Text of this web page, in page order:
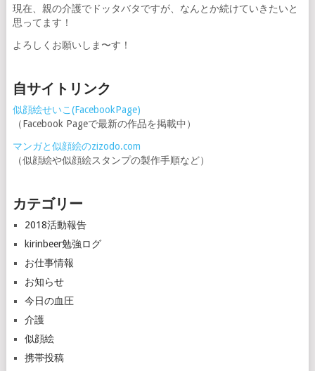
現在、親の介護でドッタバタですが、なんとか続けていきたいと
思ってます！
よろしくお願いしま〜す！
自サイトリンク
似顔絵せいこ(FacebookPage)
（Facebook Pageで最新の作品を掲載中）
マンガと似顔絵のzizodo.com
（似顔絵や似顔絵スタンプの製作手順など）
カテゴリー
2018活動報告
kirinbeer勉強ログ
お仕事情報
お知らせ
今日の血圧
介護
似顔絵
携帯投稿